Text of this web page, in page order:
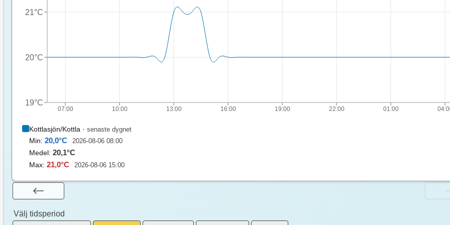
07:00 10:00 13:00 16:00 19:00 22:00 01:00
19°C
20°C
21°C
Kottlasjön/Kottla · senaste dygnet
Min: 20,0°C 2026-08-06 08:00
Medel: 20,1°C
Max: 21,0°C 2026-08-06 15:00
Välj tidsperiod